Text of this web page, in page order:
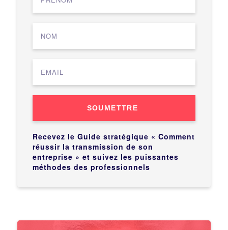
SOUMETTRE
Recevez le Guide stratégique « Comment
réussir la transmission de son
entreprise » et suivez les puissantes
méthodes des professionnels